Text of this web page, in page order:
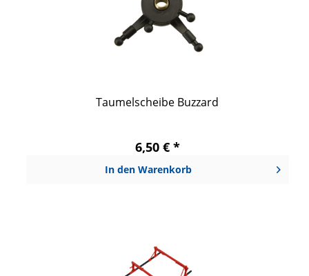
Taumelscheibe Buzzard
6,50 € *
In den Warenkorb